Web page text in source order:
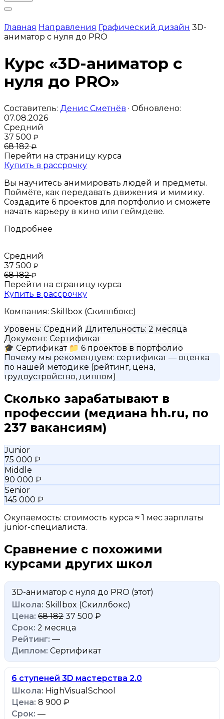
Главная Направления Графический дизайн 3D-
аниматор с нуля до PRO
Курс «3D-аниматор с
нуля до PRO»
Составитель: Денис Сметнёв · Обновлено:
07.08.2026
Средний
37 500 ₽
68 182₽
Перейти на страницу курса
Купить в рассрочку
Вы научитесь анимировать людей и предметы.
Поймёте, как передавать движения и мимику.
Создадите 6 проектов для портфолио и сможете
начать карьеру в кино или геймдеве.
Подробнее
Средний
37 500 ₽
68 182₽
Перейти на страницу курса
Купить в рассрочку
Компания: Skillbox (Скиллбокс)
Уровень: Средний Длительность: 2 месяца
Документ: Сертификат
🎓 Сертификат 📁 6 проектов в портфолио
Почему мы рекомендуем: сертификат— оценка
по нашей методике (рейтинг, цена,
трудоустройство, диплом)
Сколько зарабатывают в
профессии (медиана hh.ru, по
237 вакансиям)
Junior
75 000 ₽
Middle
90 000 ₽
Senior
145 000 ₽
Окупаемость: стоимость курса ≈ 1 мес зарплаты
junior-специалиста.
Сравнение с похожими
курсами других школ
3D-аниматор с нуля до PRO (этот)
Skillbox (Скиллбокс)
68 182 37 500 ₽
2 месяца
—
Сертификат
6 ступеней 3D мастерства 2.0
HighVisualSchool
8 900 ₽
—